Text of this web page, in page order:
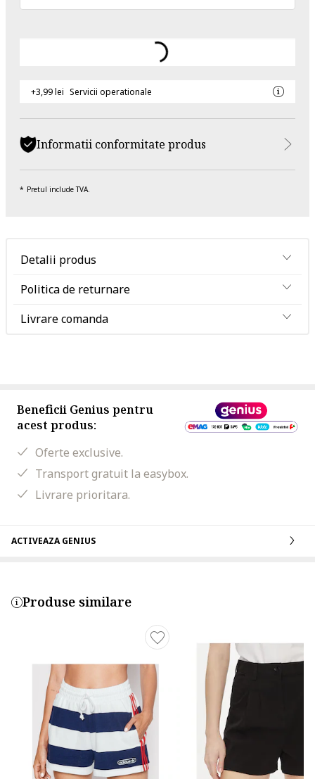
+3,99 lei Servicii operationale
Informatii conformitate produs
Pretul include TVA.
Detalii produs
Politica de returnare
Livrare comanda
Beneficii Genius pentru
acest produs:
Oferte exclusive.
Transport gratuit la easybox.
Livrare prioritara.
ACTIVEAZA GENIUS
Produse similare